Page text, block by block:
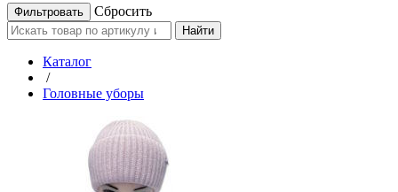
Cбросить
Найти
Каталог
/
Головные уборы